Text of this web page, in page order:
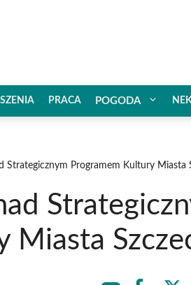
PRACA POGODA
Strategicznym Programem Kultury Miasta
Miasta